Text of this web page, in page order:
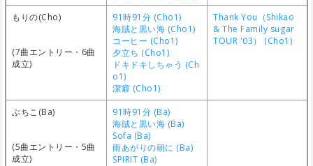
もりの(Cho)
(7曲エントリー・6曲
成立)
91時91分 (Cho1)
海賊と黒い海 (Cho1)
コーヒー (Cho1)
夕立ち (Cho1)
ドキドキしちゃう (Ch
o1)
潔癖 (Cho1)
Thank You（Shikao
& The Family sugar
TOUR '03） (Cho1)
ぶちこ(Ba)
(5曲エントリー・5曲
成立)
91時91分 (Ba)
海賊と黒い海 (Ba)
Sofa (Ba)
雨あがりの朝に (Ba)
SPIRIT (Ba)